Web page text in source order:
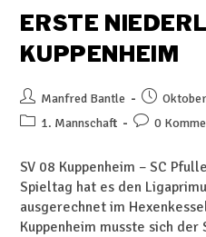
ERSTE
KUPPENHEIM
Manfred Bantle
1. Mannschaft
0
SV 08 Kuppenheim – SC
Spieltag hat es den
ausgerechnet im
Kuppenheim musste sich der